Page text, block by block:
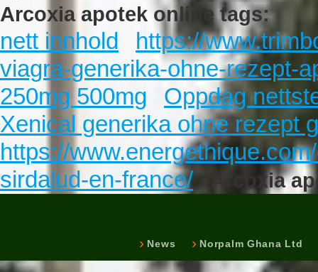
Arcoxia apotek online tags:
nett innhold
https://
viagra-generika-ohne-rezept-
250mg 500mg
Oppdag
Xenical generika ohne rezept
https://
sirdalud-en-france/
Arcoxia
News Norpalm Ghana Ltd